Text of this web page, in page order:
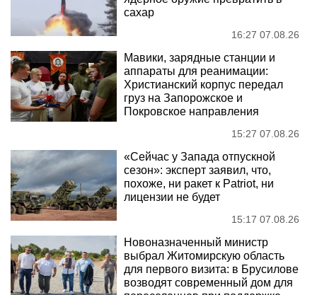
сахар
16:27 07.08.26
Мавики, зарядные станции и
аппараты для реанимации:
Христианский корпус передал
груз на Запорожское и
Покровское направления
15:27 07.08.26
«Сейчас у Запада отпускной
сезон»: эксперт заявил, что,
похоже, ни ракет к Patriot, ни
лицензии не будет
15:17 07.08.26
Новоназначенный министр
выбрал Житомирскую область
для первого визита: в Брусилове
возводят современный дом для